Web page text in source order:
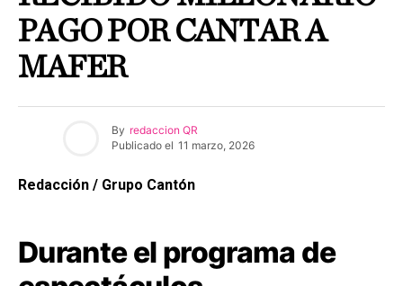
PAGO POR CANTAR A
MAFER
By redaccion QR
Publicado el 11 marzo, 2026
Redacción / Grupo Cantón
Durante el programa de